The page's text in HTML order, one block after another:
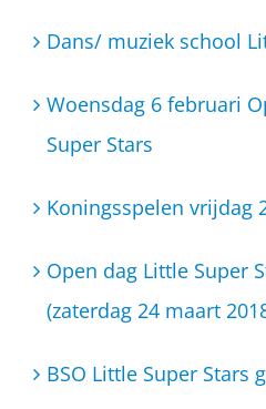
Dans/ muziek school
Woensdag 6 februari
Super Stars
Koningsspelen vrijdag
Open dag Little Super
(zaterdag 24 maart
BSO Little Super Stars